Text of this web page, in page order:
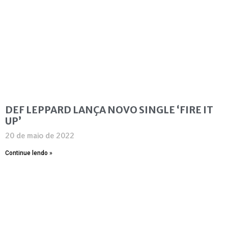
DEF LEPPARD LANÇA NOVO SINGLE ‘FIRE IT
UP’
20 de maio de 2022
Continue lendo »